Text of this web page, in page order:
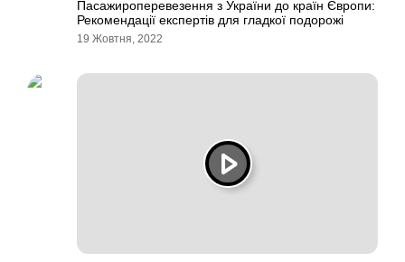
Пасажироперевезення з України до країн Європи:
Рекомендації експертів для гладкої подорожі
19 Жовтня, 2022